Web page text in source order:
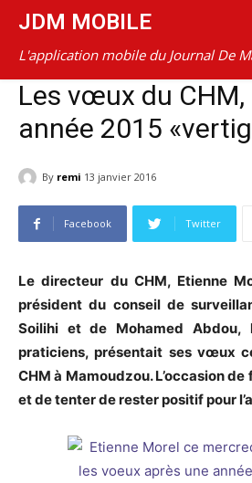
JDM MOBILE
L'application mobile du Journal De
Les vœux du CHM,
année 2015
By remi 13 janvier 2016
Facebook Twitter
Le directeur du CHM, Etienne
président du conseil de
Soilihi et de Mohamed Abdou,
praticiens, présentait ses vœux
CHM à Mamoudzou. L’occasion
et de tenter de rester positif pour